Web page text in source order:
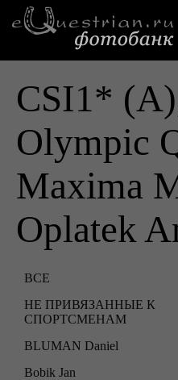
CSI1*
Olympic
Maxima
Oplatek
ВСЕ
НЕ ПРИВЯЗАННЫЕ К
СПОРТСМЕНАМ
BLUMAN Daniel
Bobik Jan